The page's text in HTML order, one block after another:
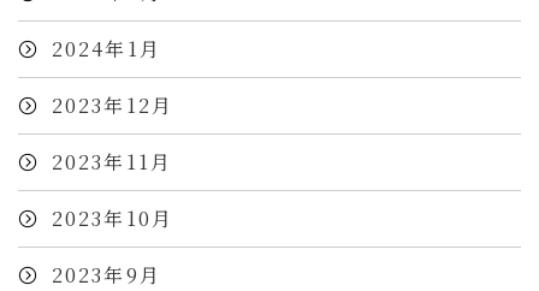
2024年1月
2023年12月
2023年11月
2023年10月
2023年9月